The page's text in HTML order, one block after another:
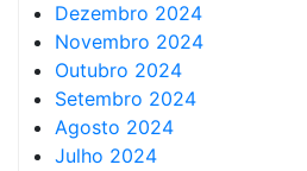
Dezembro 2024
Novembro 2024
Outubro 2024
Setembro 2024
Agosto 2024
Julho 2024